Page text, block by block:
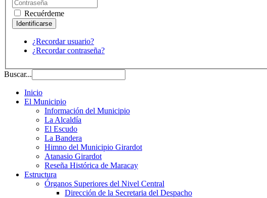
Recuérdeme
¿Recordar usuario?
¿Recordar contraseña?
Buscar...
Inicio
El Municipio
Información del Municipio
La Alcaldía
El Escudo
La Bandera
Himno del Municipio Girardot
Atanasio Girardot
Reseña Histórica de Maracay
Estructura
Órganos Superiores del Nivel Central
Dirección de la Secretaria del Despacho